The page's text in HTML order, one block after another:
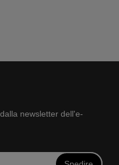
newsletter dell'e-